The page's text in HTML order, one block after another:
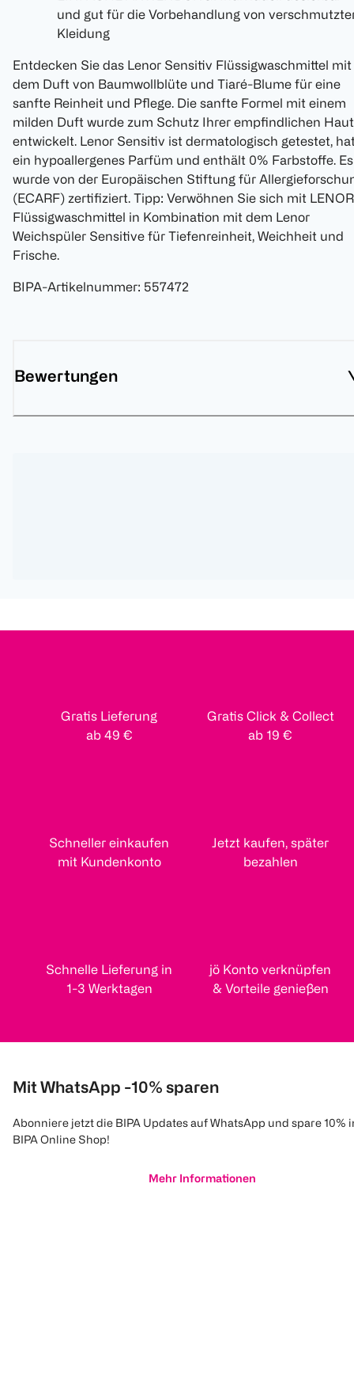
und gut für die Vorbehandlung von
Kleidung
Entdecken Sie das Lenor Sensitiv Flüssigwaschmittel mit
dem Duft von Baumwollblüte und Tiaré-Blume für eine
sanfte Reinheit und Pflege. Die sanfte Formel mit einem
milden Duft wurde zum Schutz Ihrer empfindlichen Haut
entwickelt. Lenor Sensitiv ist dermatologisch getestet,
ein hypoallergenes Parfüm und enthält 0% Farbstoffe. Es
wurde von der Europäischen Stiftung für
(ECARF) zertifiziert. Tipp: Verwöhnen Sie sich mit LENOR
Flüssigwaschmittel in Kombination mit dem Lenor
Weichspüler Sensitive für Tiefenreinheit, Weichheit und
Frische.
BIPA-Artikelnummer: 557472
Bewertungen
Gratis Lieferung
ab 49 €
Gratis Click & Collect
ab 19 €
Schneller einkaufen
mit Kundenkonto
Jetzt kaufen, später
bezahlen
Schnelle Lieferung in
1-3 Werktagen
jö Konto verknüpfen
& Vorteile genießen
Mit WhatsApp -10% sparen
Abonniere jetzt die BIPA Updates auf WhatsApp und spare 10%
BIPA Online Shop!
Mehr Informationen